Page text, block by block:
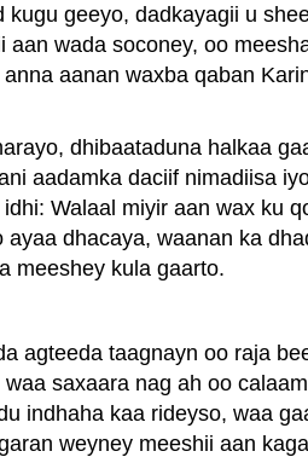
kugu geeyo, dadkayagii u
aan wada soconey, oo
aanan waxba qaban
dhibaataduna halkaa
aadamka daciif nimadiisa
Walaal miyir aan wax ku
ayaa dhacaya, waanan ka
meeshey kula gaarto.
agteeda taagnayn oo raja
saxaara nag ah oo
indhaha kaa rideyso, waa
weyney meeshii aan